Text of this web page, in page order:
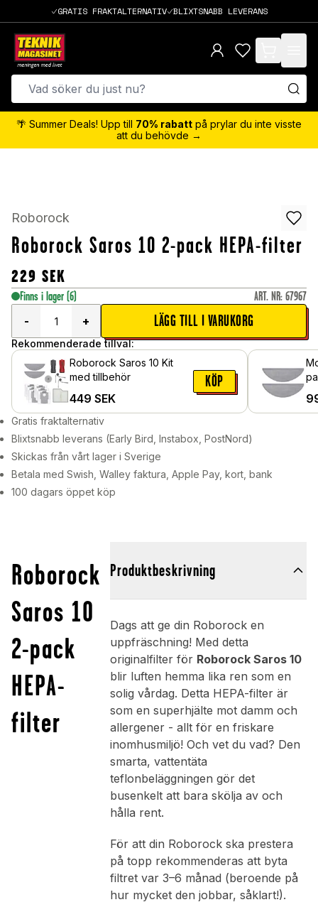
GRATIS FRAKTALTERNATIV BLIXTSNABB LEVERANS
items in cart,
🌴 Summer Deals! Upp till 70% rabatt på prylar du inte visste
att du behövde →
Roborock
Roborock Saros 10 2-pack HEPA-filter
229 SEK
Finns i lager (6) ART. NR: 67967
-
+ LÄGG TILL I VARUKORG
Rekommenderade tillval:
Roborock Saros 10 Kit
med tillbehör
449 SEK
KÖP
Gratis fraktalternativ
Blixtsnabb leverans (Early Bird, Instabox, PostNord)
Skickas från vårt lager i Sverige
Betala med Swish, Walley faktura, Apple Pay, kort, bank
100 dagars öppet köp
Roborock
Saros 10
2-pack
HEPA-
filter
Produktbeskrivning
Dags att ge din Roborock en
uppfräschning! Med detta
originalfilter för Roborock Saros 10
blir luften hemma lika ren som en
solig vårdag. Detta HEPA-filter är
som en superhjälte mot damm och
allergener - allt för en friskare
inomhusmiljö! Och vet du vad? Den
smarta, vattentäta
teflonbeläggningen gör det
busenkelt att bara skölja av och
hålla rent.
För att din Roborock ska prestera
på topp rekommenderas att byta
filtret var 3–6 månad (beroende på
hur mycket den jobbar, såklart!).